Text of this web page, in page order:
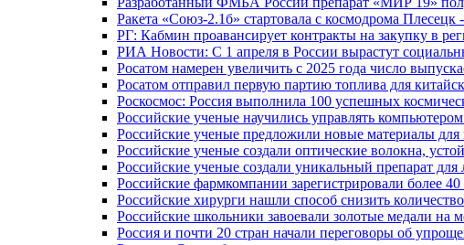
Ракета «Союз-2.1б» стартовала с космодрома Плесецк
РГ: Кабмин проавансирует контракты на закупку в
РИА Новости: С 1 апреля в России вырастут
Росатом намерен увеличить с 2025 года число
Росатом отправил первую партию топлива для
Роскосмос: Россия выполнила 100 успешных
Российские ученые научились управлять
Российские ученые предложили новые материалы
Российские ученые создали оптические волокна,
Российские ученые создали уникальный препарат для
Российские фармкомпании зарегистрировали более 40
Российские хирурги нашли способ снизить
Российские школьники завоевали золотые медали
Россия и почти 20 стран начали переговоры об